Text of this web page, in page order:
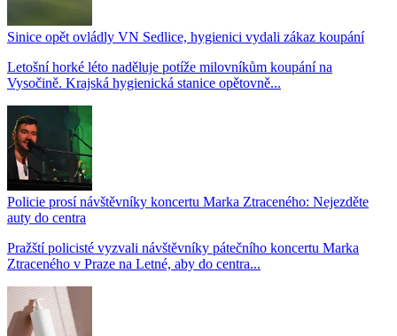
Sinice opět ovládly VN Sedlice, hygienici vydali zákaz koupání
Letošní horké léto naděluje potíže milovníkům koupání na
Vysočině. Krajská hygienická stanice opětovně...
Policie prosí návštěvníky koncertu Marka Ztraceného: Nejezděte
auty do centra
Pražští policisté vyzvali návštěvníky pátečního koncertu Marka
Ztraceného v Praze na Letné, aby do centra...